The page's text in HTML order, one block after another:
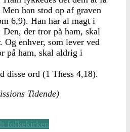
han stod op af graven
6,9). Han har al magt i
der tror på ham, skal
Og enhver, som lever ved
på ham, skal aldrig i
disse ord (1 Thess 4,18).
Tidende)
folkekirken